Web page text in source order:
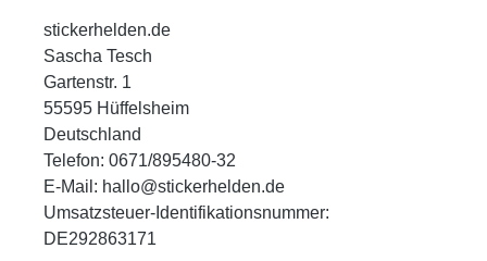
stickerhelden.de
Sascha Tesch
Gartenstr. 1
55595 Hüffelsheim
Deutschland
Telefon: 0671/895480-32
E-Mail: hallo@stickerhelden.de
Umsatzsteuer-Identifikationsnummer:
DE292863171